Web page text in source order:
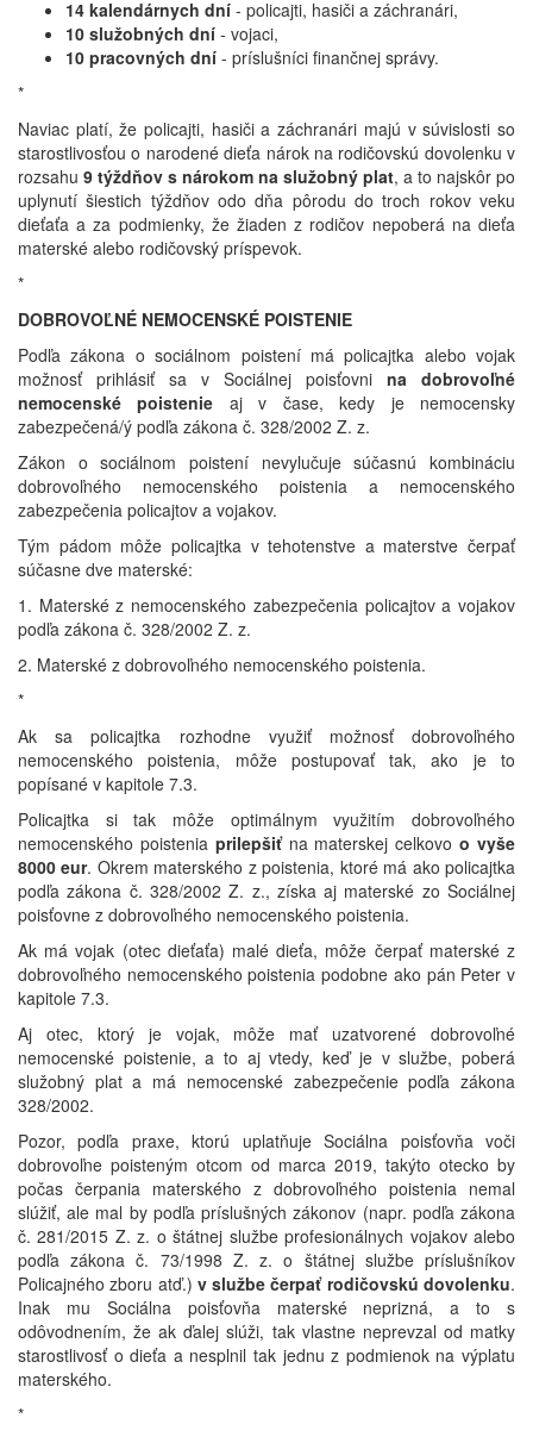
14 kalendárnych dní - policajti, hasiči a záchranári,
10 služobných dní - vojaci,
10 pracovných dní - príslušníci finančnej správy.
*
Naviac platí, že policajti, hasiči a záchranári majú vsúvislosti so
starostlivosťou o narodené dieťa nárok na rodičovskú dovolenku v
rozsahu 9 týždňov s nárokom na služobný plat, a to najskôr po
uplynutí šiestich týždňov odo dňa pôrodu do troch rokov veku
dieťaťa a za podmienky, žežiadenz rodičov nepoberá na dieťa
materské alebo rodičovský príspevok.
*
DOBROVOĽNÉ NEMOCENSKÉ POISTENIE
Podľa zákona o sociálnom poistení má policajtka alebo vojak
možnosť prihlásiť sa v Sociálnej poisťovni na dobrovoľné
nemocenské poistenie aj v čase, kedy je nemocensky
zabezpečená/ý podľa zákona č. 328/2002 Z. z.
Zákon o sociálnom poistení nevylučuje súčasnú kombináciu
dobrovoľného nemocenského poistenia a nemocenského
zabezpečenia policajtov a vojakov.
Tým pádom môže policajtka v tehotenstve a materstve čerpať
súčasne dve materské:
1. Materské z nemocenského zabezpečenia policajtov a vojakov
podľa zákona č. 328/2002 Z. z.
2. Materské z dobrovoľného nemocenského poistenia.
*
Ak sa policajtka rozhodne využiť možnosť dobrovoľného
nemocenského poistenia, môže postupovať tak, ako je to
popísané v kapitole 7.3.
Policajtka si tak môže optimálnym využitím dobrovoľného
nemocenského poistenia prilepšiťna materskej celkovoo vyše
8000 eur. Okrem materského z poistenia, ktoré má ako policajtka
podľa zákona č. 328/2002 Z. z., získa aj materské zo Sociálnej
poisťovne z dobrovoľného nemocenského poistenia.
Ak má vojak (otec dieťaťa) malé dieťa, môže čerpať materské z
dobrovoľného nemocenského poistenia podobne ako pán Peter v
kapitole 7.3.
Aj otec, ktorý je vojak, môže mať uzatvorené dobrovoľné
nemocenské poistenie, a to aj vtedy, keď je v službe, poberá
služobný plat a má nemocenské zabezpečenie podľa zákona
328/2002.
Pozor, podľa praxe, ktorú uplatňuje Sociálna poisťovňa voči
dobrovoľne poisteným otcom od marca 2019, takýto otecko by
počas čerpania materského z dobrovoľného poistenia nemal
slúžiť, ale mal by podľa príslušných zákonov (napr. podľa zákona
č. 281/2015 Z. z. o štátnej službe profesionálnych vojakov alebo
podľa zákona č. 73/1998 Z. z. o štátnej službe príslušníkov
Policajného zboru atď.) v službe čerpať rodičovskú dovolenku.
Inak mu Sociálna poisťovňa materské neprizná, a to s
odôvodnením, že ak ďalej slúži, tak vlastne neprevzal od matky
starostlivosť o dieťa a nesplnil tak jednu z podmienok na výplatu
materského.
*